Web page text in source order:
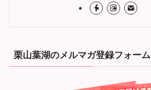
栗山葉湖のメルマガ登録フォーム